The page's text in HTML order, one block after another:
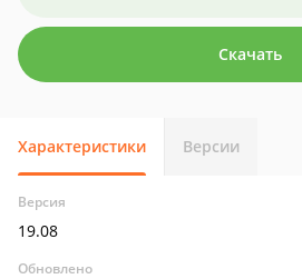
Скачать
Характеристики Версии
Версия
19.08
Обновлено